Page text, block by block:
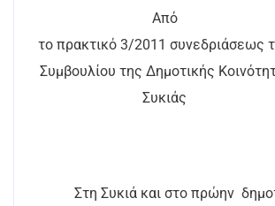
Από
το πρακτικό 3/2011 συνεδριάσεως
Συμβουλίου της Δημοτικής
Συκιάς
Στη Συκιά και στο πρώην